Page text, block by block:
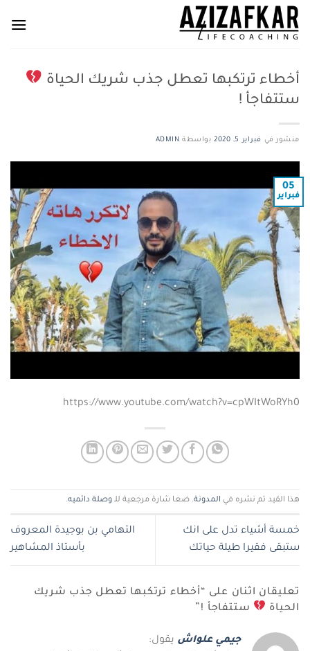
تخطي
للمحتوى
أخطاء ترتكبها تعطل جذب شريك الحياة
ستتفاجأ !
منشور في فبراير 5, 2020 بواسطة ADMIN
05
فبراير
https://www.youtube.com/watch?v=cpWItWoRYh0
هذا القيد تم نشره في المدونة. ضعا شارة مرجعية للـ وصلة دائميه.
خمسة أشياء تدل على انك
ستبقى فقيرا طيلة حياتك
التهامي بن بوجيدة المعروف
بأستاذ المشاهير
تعليقان اثنان على “أخطاء ترتكبها تعطل جذب شريك
الحياة
ستتفاجأ !
جيمي علواش يقول: